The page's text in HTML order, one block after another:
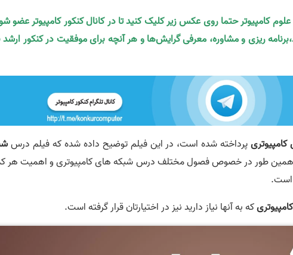
کامپیوتر حتما روی عکس زیر کلیک کنید تا در کانال کنکور کامپیوتر عضو
ریزی و مشاوره، معرفی گرایش‌ها و هر آنچه برای موفقیت در کنکور ارشد
پرداخته شده است، در این فیلم توضیح داده شده که فیلم درس
همین طور در خصوص فصول مختلف درس شبکه های کامپیوتری و اهمیت هر
است.
که به آنها نیاز دارید نیز در اختیارتان قرار گرفته است.